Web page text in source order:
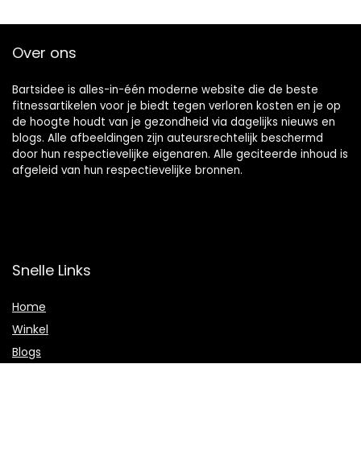
Over ons
Bartsidee is alles-in-één moderne website die de beste
fitnessartikelen voor je biedt tegen verloren kosten en je op
de hoogte houdt van je gezondheid via dagelijks nieuws en
blogs. Alle afbeeldingen zijn auteursrechtelijk beschermd
door hun respectievelijke eigenaren. Alle geciteerde inhoud is
afgeleid van hun respectievelijke bronnen.
Snelle Links
Home
Winkel
Blogs